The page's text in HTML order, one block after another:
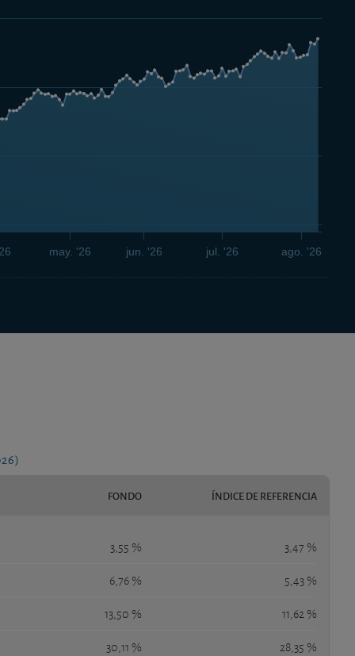
may. '26 jun. '26 jul. '26 ago. '26
FONDO ÍNDICE DE REFERENCIA
3,55 % 3,47 %
6,76 % 5,43 %
13,50 % 11,62 %
30,11 % 28,35 %